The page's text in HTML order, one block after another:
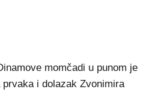
momčadi u punom je
i dolazak Zvonimira